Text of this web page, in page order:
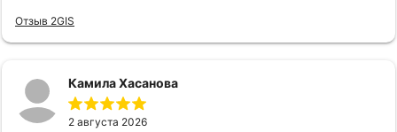
Отзыв 2GIS
Камила Хасанова
2 августа 2026